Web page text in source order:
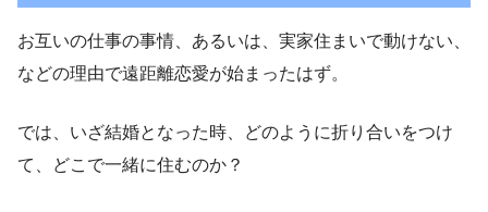
お互いの仕事の事情、あるいは、実家住まいで動けない、
などの理由で遠距離恋愛が始まったはず。
では、いざ結婚となった時、どのように折り合いをつけ
て、どこで一緒に住むのか？